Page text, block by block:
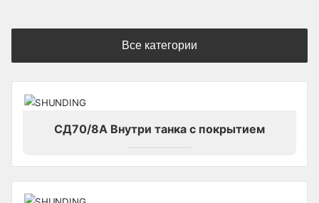
Все категории
СД70/8А Внутри танка с покрытием